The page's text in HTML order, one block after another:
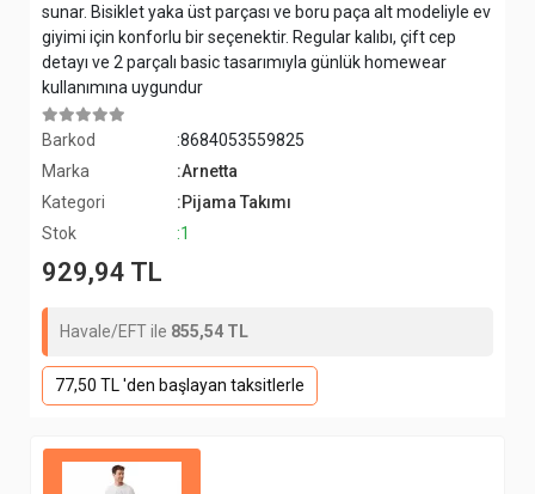
sunar. Bisiklet yaka üst parçası ve boru paça alt modeliyle ev
giyimi için konforlu bir seçenektir. Regular kalıbı, çift cep
detayı ve 2 parçalı basic tasarımıyla günlük homewear
kullanımına uygundur
Barkod
:8684053559825
Marka
:Arnetta
Kategori
:Pijama Takımı
Stok
:1
929,94 TL
Havale/EFT ile 855,54 TL
77,50 TL 'den başlayan taksitlerle